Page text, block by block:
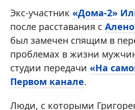
Экс-участник «Дома-2»
после расставания с
был замечен спящим в
проблемах в жизни
студии передачи «На
Первом канале.
Люди, с которыми